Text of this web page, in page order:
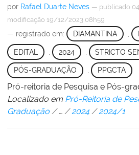
por Rafael Duarte Neves — publicado
modificação 19/12/2023 08h59
— registrado em: DIAMANTINA
EDITAL 2024 STRICTO
PÓS-GRADUAÇÃO , PPGCTA
Pró-reitoria de Pesquisa e Pós-
Localizado em Pró-Reitoria de
Graduação /… /2024 /2024/1